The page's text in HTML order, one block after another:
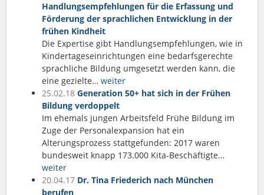
Handlungsempfehlungen für die Erfassung und
Förderung der sprachlichen Entwicklung in der
frühen Kindheit
Die Expertise gibt Handlungsempfehlungen, wie in
Kindertageseinrichtungen eine bedarfsgerechte
sprachliche Bildung umgesetzt werden kann, die
eine gezielte… weiter
25.02.18 Generation 50+ hat sich in der Frühen
Bildung verdoppelt
Im ehemals jungen Arbeitsfeld Frühe Bildung im
Zuge der Personalexpansion hat ein
Alterungsprozess stattgefunden: 2017 waren
bundesweit knapp 173.000 Kita-Beschäftigte…
weiter
20.04.17 Dr. Tina Friederich nach München
berufen